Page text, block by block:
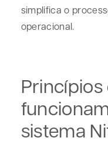
simplifica o
operacional.
Princípios
sistema